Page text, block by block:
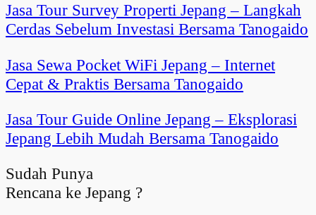
Jasa Tour Survey Properti Jepang – Langkah
Cerdas Sebelum Investasi Bersama Tanogaido
Jasa Sewa Pocket WiFi Jepang – Internet
Cepat & Praktis Bersama Tanogaido
Jasa Tour Guide Online Jepang – Eksplorasi
Jepang Lebih Mudah Bersama Tanogaido
Sudah Punya
Rencana ke Jepang ?